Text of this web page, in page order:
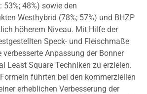
53%; 48%) sowie den
Westhybrid (78%; 57%) und BHZP
höherem Niveau. Mit Hilfe der
Speck- und Fleischmaße
Anpassung der Bonner
Least Square Techniken zu erzielen.
führten bei den kommerziellen
erheblichen Verbesserung der